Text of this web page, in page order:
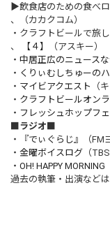
▶飲食店のための食べ
、（カカクコム）
・クラフトビールで旅
、
【４】
（アスキー）
・ 中居正広のニュース
・ くりぃむしちゅーの
・ マイビアクエスト
（
・ クラフトビールオン
・ フレッシュホップフ
■ラジオ■
・
『でぃぐらじ』
（FM
・ 金曜ボイスログ （
・ OH! HAPPY MORNING
過去の執筆・出演などは